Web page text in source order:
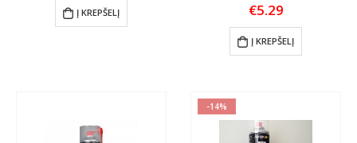
Į KREPŠELĮ €5.29
Į KREPŠELĮ
-14%